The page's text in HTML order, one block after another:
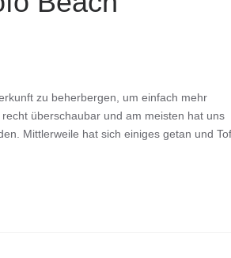
zu beherbergen, um einfach mehr
überschaubar und am meisten hat uns
Mittlerweile hat sich einiges getan und